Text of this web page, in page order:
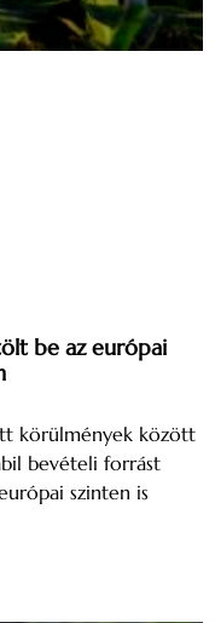
be az európai
körülmények között
bevételi forrást
szinten is